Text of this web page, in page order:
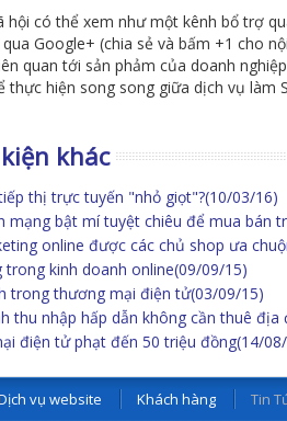
hội có thể xem như một kênh bổ trợ
Google+ (chia sẻ và bấm +1 cho
quan tới sản phảm của doanh
thực hiện song song giữa dịch vụ làm
khác
thị trực tuyến "nhỏ giọt"?(10/03/16)
mạng bật mí tuyệt chiêu để mua bán
online được các chủ shop ưa
trong kinh doanh online(09/09/15)
trong thương mại điện tử(03/09/15)
thu nhập hấp dẫn không cần thuê địa
điện tử phạt đến 50 triệu đồng(14/
vụ website Khách hàng Tin